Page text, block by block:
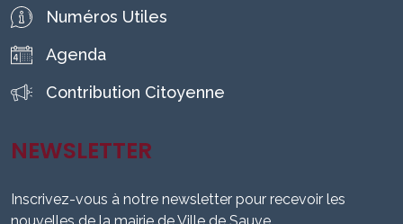
Numéros Utiles
Agenda
Contribution Citoyenne
NEWSLETTER
Inscrivez-vous à notre newsletter pour recevoir les